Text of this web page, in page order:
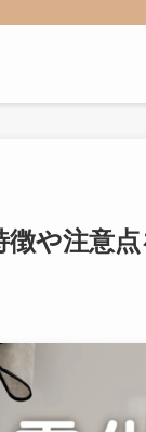
や注意点